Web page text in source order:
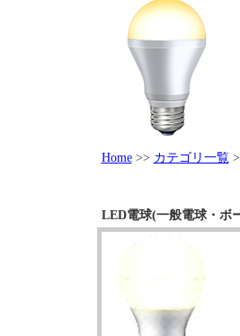
Home>> カテゴリ一覧
LED電球(一般電球・ボ